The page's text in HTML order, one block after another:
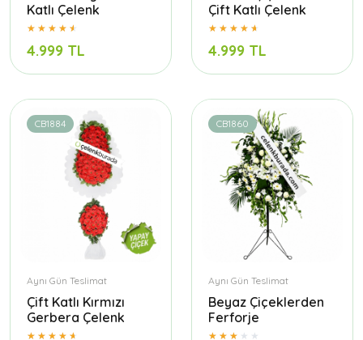
Katlı Çelenk
4.999 TL
Çift Katlı Çelenk
4.999 TL
CB1884
Aynı Gün Teslimat
Çift Katlı Kırmızı
Gerbera Çelenk
CB1860
Aynı Gün Teslimat
Beyaz Çiçeklerden
Ferforje